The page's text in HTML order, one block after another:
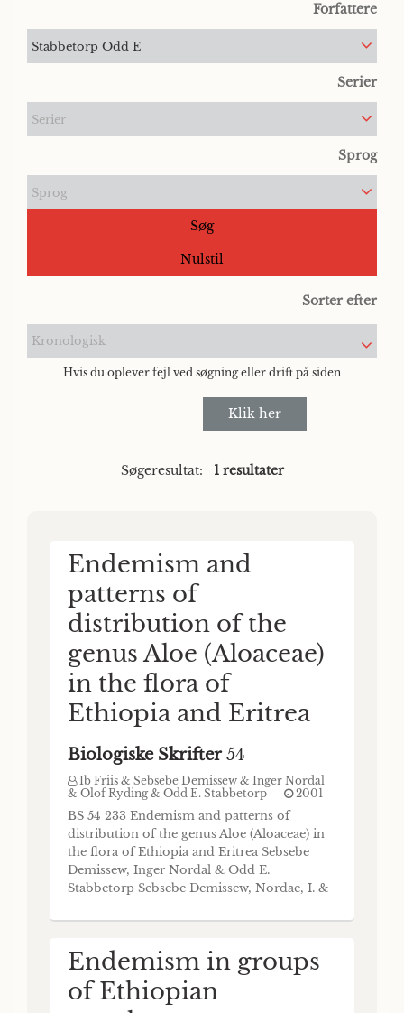
Forfattere
Stabbetorp Odd E
Serier
Serier
Sprog
Sprog
Søg
Nulstil
Sorter efter
Kronologisk
Hvis du oplever fejl ved søgning eller drift på siden
Klik her
Søgeresultat: 1 resultater
Endemism and
patterns of
distribution of the
genus Aloe (Aloaceae)
in the flora of
Ethiopia and Eritrea
Biologiske Skrifter54
Ib Friis & Sebsebe Demissew & Inger Nordal
& Olof Ryding & Odd E. Stabbetorp
2001
BS 54 233 Endemism and patterns of
distribution of the genus Aloe (Aloaceae) in
the flora of Ethiopia and Eritrea Sebsebe
Demissew, Inger Nordal & Odd E.
Stabbetorp Sebsebe Demissew, Nordae, I. &
patterns of distribution of the genus Aloe
Eritrea. Biol. Skr. 54: 233-246. ISSN 0366-
3612. ISBN 87-7876-246-
Endemism in groups
of Ethiopian